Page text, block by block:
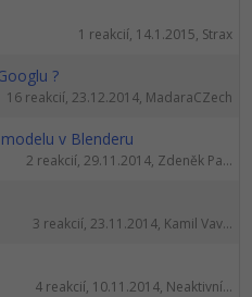
1 reakcií, 14.1.2015, Strax
?
16 reakcií, 23.12.2014, MadaraCZech
v Blenderu
2 reakcií, 29.11.2014, Zdeněk Pa...
3 reakcií, 23.11.2014, Kamil Vav...
4 reakcií, 10.11.2014, Neaktivní...